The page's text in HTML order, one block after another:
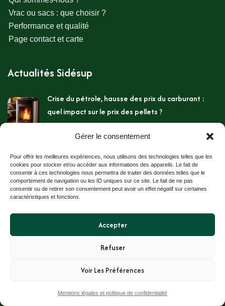
Gérer le consentement
Pour offrir les meilleures expériences, nous utilisons des technologies telles que les
cookies pour stocker et/ou accéder aux informations des appareils. Le fait de
consentir à ces technologies nous permettra de traiter des données telles que le
comportement de navigation ou les ID uniques sur ce site. Le fait de ne pas
consentir ou de retirer son consentement peut avoir un effet négatif sur certaines
caractéristiques et fonctions.
Accepter
Refuser
Voir Les Préférences
Mentions légales et politique de confidentialité
Vrac ou sacs : que choisir ?
Performance et qualité
Page contact et carte
Actualités Sidésup
Crise du pétrole, hausse des prix du carburant :
quel impact sur le prix des pellets ?
2 avril 2026
Les trophées des pellets de bois de PROPELLET
Mentions légales / Politique de confidentialité / CGU